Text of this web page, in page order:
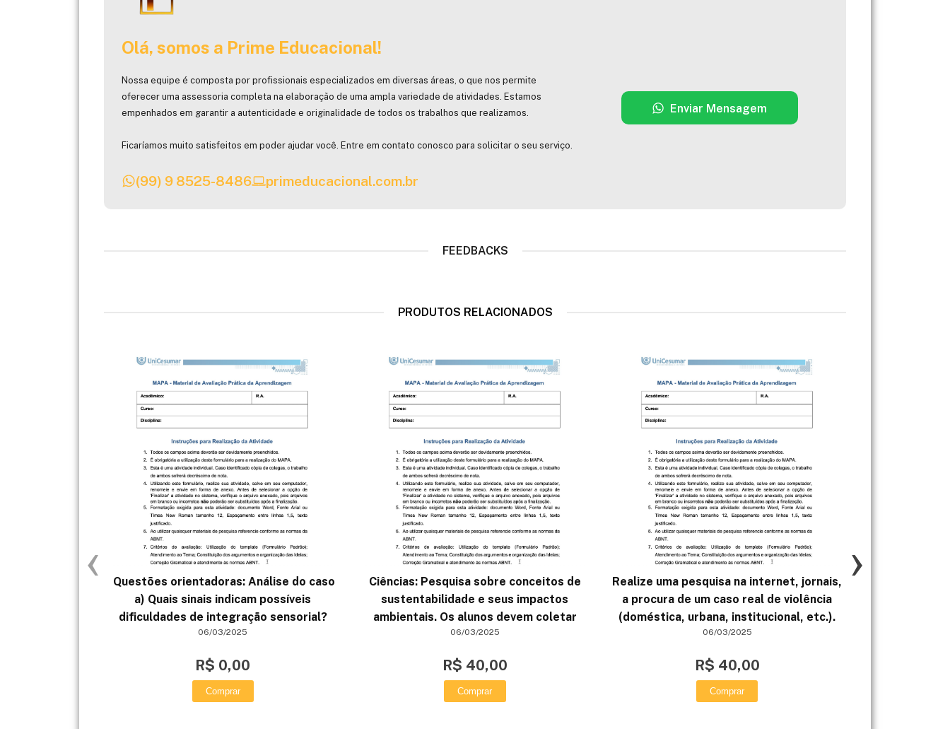
Olá, somos a Prime Educacional!
Nossa equipe é composta por profissionais especializados em diversas áreas, o que nos permite
oferecer uma assessoria completa na elaboração de uma ampla variedade de atividades. Estamos
empenhados em garantir a autenticidade e originalidade de todos os trabalhos que realizamos.
Ficaríamos muito satisfeitos em poder ajudar você. Entre em contato conosco para solicitar o seu serviço.
(99) 9 8525-8486 primeducacional.com.br
Enviar Mensagem
FEEDBACKS
PRODUTOS RELACIONADOS
Questões orientadoras: Análise do caso
a) Quais sinais indicam possíveis
dificuldades de integração sensorial?
06/03/2025
R$ 0,00
Comprar
Ciências: Pesquisa sobre conceitos de
sustentabilidade e seus impactos
ambientais. Os alunos devem coletar
06/03/2025
R$ 40,00
Comprar
Realize uma pesquisa na internet, jornais,
a procura de um caso real de violência
(doméstica, urbana, institucional, etc.).
06/03/2025
R$ 40,00
Comprar
‹ ›